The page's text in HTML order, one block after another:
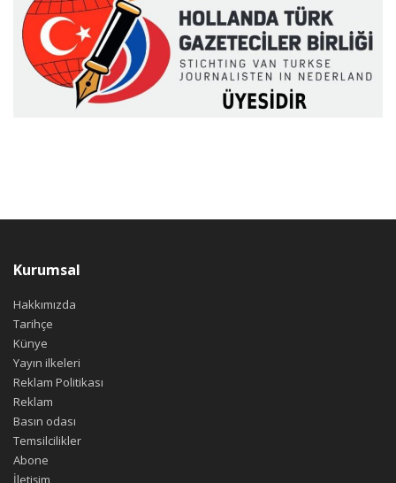
Kurumsal
Hakkımızda
Tarihçe
Künye
Yayın ilkeleri
Reklam Politikası
Reklam
Basın odası
Temsilcilikler
Abone
İletişim